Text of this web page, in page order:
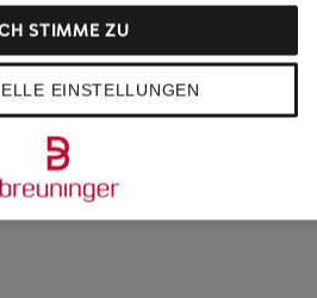
CHF 20
Duftkerze
EINSTELLUNGEN
STIMME ZU